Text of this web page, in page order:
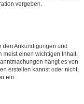
vergeben.
den Ankündigungen und
meist einen wichtigen Inhalt,
hängt es von
erstellen kannst oder nicht;
ein.